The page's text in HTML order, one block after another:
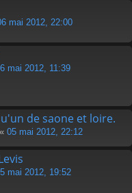
mai 2012, 22:00
mai 2012, 11:39
de saone et loire.
« 05 mai 2012, 22:12
mai 2012, 19:52